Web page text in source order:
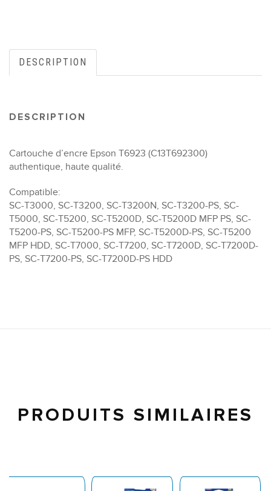
DESCRIPTION
DESCRIPTION
Cartouche d’encre Epson T6923 (C13T692300)
authentique, haute qualité.
Compatible:
SC-T3000, SC-T3200, SC-T3200N, SC-T3200-PS, SC-
T5000, SC-T5200, SC-T5200D, SC-T5200D MFP PS, SC-
T5200-PS, SC-T5200-PS MFP, SC-T5200D-PS, SC-T5200
MFP HDD, SC-T7000, SC-T7200, SC-T7200D, SC-T7200D-
PS, SC-T7200-PS, SC-T7200D-PS HDD
PRODUITS SIMILAIRES